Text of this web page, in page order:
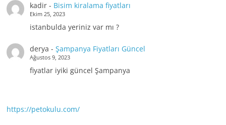
kadir- Bisim kiralama fiyatları
Ekim 25, 2023
istanbulda yeriniz var mı ?
derya - Şampanya Fiyatları Güncel
Ağustos 9, 2023
fiyatlar iyiki güncel Şampanya
https://petokulu.com/